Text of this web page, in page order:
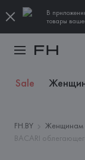
В
товары
Sale
FH.BY Женщинам
BACARI